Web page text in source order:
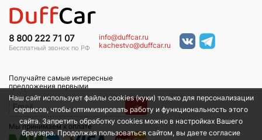
8 800 222 71 07
Бесплатный звонок по РФ
info@duffcar.ru
kachestvo@duffcar.ru
Получайте самые интересные
предложения первыми
→
Мы принимаем к оплате
Наш сайт использует файлы cookies (куки) только для персонализации
сервисов, чтобы оптимизировать работу и функциональность этого
сайта. Запретить обработку cookies можно в настройках Вашего
браузера. Продолжая пользоваться сайтом, вы даете согласие